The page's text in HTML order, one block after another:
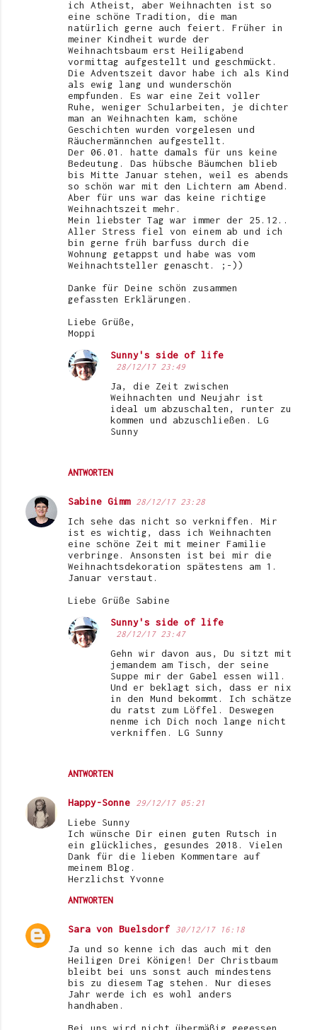
ich Atheist, aber Weihnachten ist so
eine schöne Tradition, die man
natürlich gerne auch feiert. Früher in
meiner Kindheit wurde der
Weihnachtsbaum erst Heiligabend
vormittag aufgestellt und geschmückt.
Die Adventszeit davor habe ich als Kind
als ewig lang und wunderschön
empfunden. Es war eine Zeit voller
Ruhe, weniger Schularbeiten, je dichter
man an Weihnachten kam, schöne
Geschichten wurden vorgelesen und
Räuchermännchen aufgestellt.
Der 06.01. hatte damals für uns keine
Bedeutung. Das hübsche Bäumchen blieb
bis Mitte Januar stehen, weil es abends
so schön war mit den Lichtern am Abend.
Aber für uns war das keine richtige
Weihnachtszeit mehr.
Mein liebster Tag war immer der 25.12..
Aller Stress fiel von einem ab und ich
bin gerne früh barfuss durch die
Wohnung getappst und habe was vom
Weihnachtsteller genascht. ;-))
Danke für Deine schön zusammen
gefassten Erklärungen.
Liebe Grüße,
Moppi
ANTWORTEN
Sunny's side of life
28/12/17 23:49
Ja, die Zeit zwischen
Weihnachten und Neujahr ist
ideal um abzuschalten, runter zu
kommen und abzuschließen. LG
Sunny
Sabine Gimm 28/12/17 23:28
Ich sehe das nicht so verkniffen. Mir
ist es wichtig, dass ich Weihnachten
eine schöne Zeit mit meiner Familie
verbringe. Ansonsten ist bei mir die
Weihnachtsdekoration spätestens am 1.
Januar verstaut.
Liebe Grüße Sabine
ANTWORTEN
Sunny's side of life
28/12/17 23:47
Gehn wir davon aus, Du sitzt mit
jemandem am Tisch, der seine
Suppe mir der Gabel essen will.
Und er beklagt sich, dass er nix
in den Mund bekommt. Ich schätze
du ratst zum Löffel. Deswegen
nenme ich Dich noch lange nicht
verkniffen. LG Sunny
Happy-Sonne 29/12/17 05:21
Liebe Sunny
Ich wünsche Dir einen guten Rutsch in
ein glückliches, gesundes 2018. Vielen
Dank für die lieben Kommentare auf
meinem Blog.
Herzlichst Yvonne
ANTWORTEN
Sara von Buelsdorf 30/12/17 16:18
Ja und so kenne ich das auch mit den
Heiligen Drei Königen! Der Christbaum
bleibt bei uns sonst auch mindestens
bis zu diesem Tag stehen. Nur dieses
Jahr werde ich es wohl anders
handhaben.